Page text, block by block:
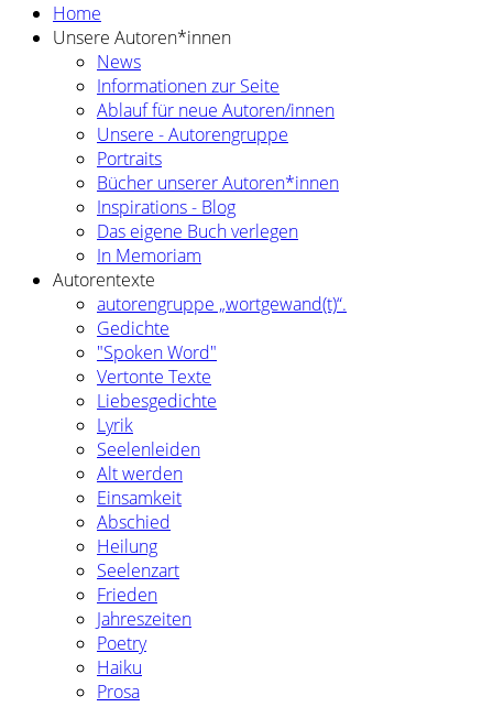
Home
Unsere Autoren*innen
News
Informationen zur Seite
Ablauf für neue Autoren/innen
Unsere - Autorengruppe
Portraits
Bücher unserer Autoren*innen
Inspirations - Blog
Das eigene Buch verlegen
In Memoriam
Autorentexte
autorengruppe „wortgewand(t)“.
Gedichte
"Spoken Word"
Vertonte Texte
Liebesgedichte
Lyrik
Seelenleiden
Alt werden
Einsamkeit
Abschied
Heilung
Seelenzart
Frieden
Jahreszeiten
Poetry
Haiku
Prosa